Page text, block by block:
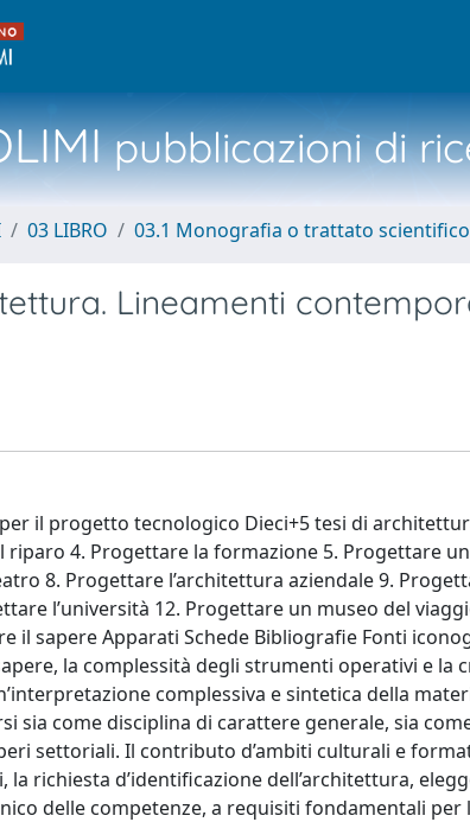
pubblicazioni di
03 LIBRO 03.1 Monografia o trattato scientifico
Lineamenti
il progetto tecnologico Dieci+5 tesi di
4. Progettare la formazione 5. Progettare
8. Progettare l’architettura aziendale 9.
l’università 12. Progettare un museo del
il sapere Apparati Schede Bibliografie Fonti
la complessità degli strumenti operativi e la
complessiva e sintetica della
sia come disciplina di carattere generale, sia
settoriali. Il contributo d’ambiti culturali e
richiesta d’identificazione dell’architettura,
delle competenze, a requisiti fondamentali